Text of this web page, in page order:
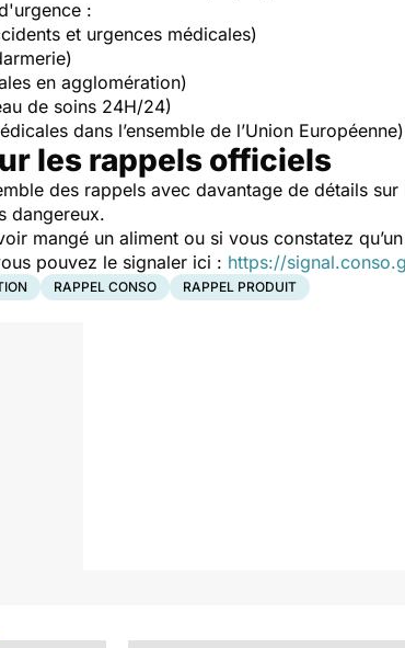
:
et urgences médicales)
en agglomération)
de soins 24H/24)
dans l’ensemble de l’Union Européenne)
les rappels officiels
des rappels avec davantage de détails
dangereux.
mangé un aliment ou si vous constatez
pouvez le signaler ici : https://
RAPPEL CONSO RAPPEL PRODUIT